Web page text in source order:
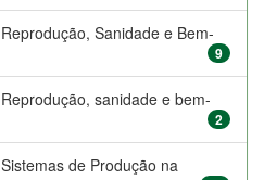
Sanidade e Bem-
9
sanidade e bem-
2
de Produção na